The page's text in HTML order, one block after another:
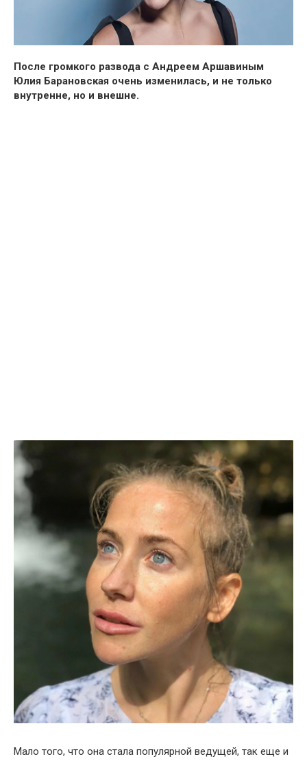
После громкого развода с Андреем Аршавиным
Юлия Барановская очень изменилась, и не только
внутренне, но и внешне.
Мало того, что она стала популярной ведущей, так еще и